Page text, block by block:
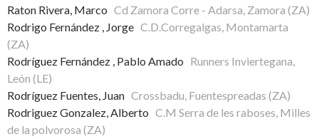
Raton Rivera, Marco Cd Zamora Corre - Adarsa, Zamora (ZA)
Rodrigo Fernández , Jorge C.D.Corregalgas, Montamarta
(ZA)
Rodríguez Fernández , Pablo Amado Runners Inviertegana,
León (LE)
Rodríguez Fuentes, Juan Crossbadu, Fuentespreadas (ZA)
Rodriguez Gonzalez, Alberto C.M Serra de les raboses, Milles
de la polvorosa (ZA)